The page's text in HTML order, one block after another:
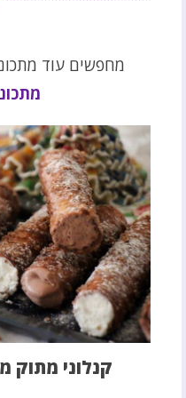
מחפשים עוד
קנלוני מתוק